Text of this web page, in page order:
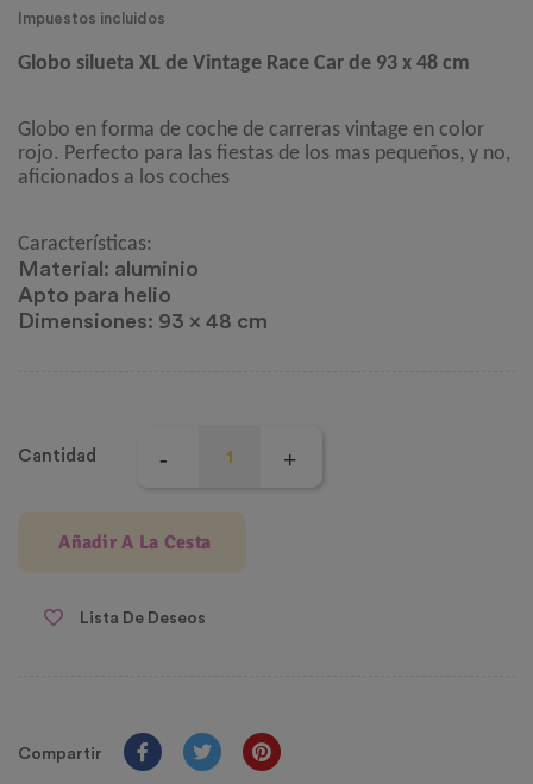
Impuestos incluidos
Globo silueta XL de Vintage Race Car de 93 x 48 cm
Globo en forma de coche de carreras vintage en color
rojo. Perfecto para las fiestas de los mas pequeños, y no,
aficionados a los coches
Características:
Material: aluminio
Apto para helio
Dimensiones: 93 x 48 cm
Cantidad
Añadir A La Cesta
Lista De Deseos
Compartir